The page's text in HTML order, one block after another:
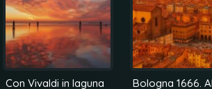
Con Vivaldi in laguna
Bologna 1666.